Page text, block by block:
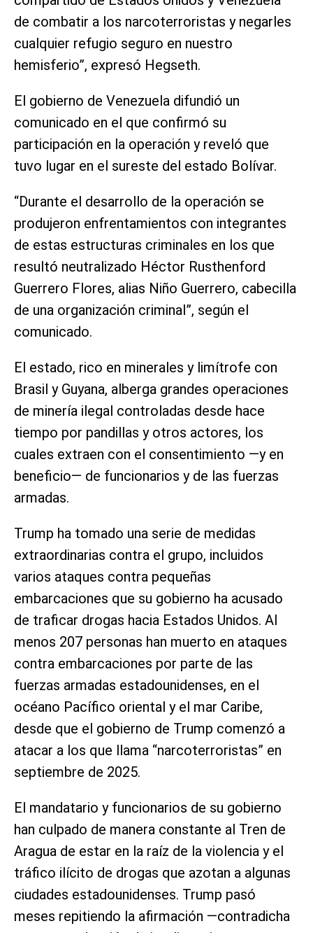
de combatir a los narcoterroristas y negarles
cualquier refugio seguro en nuestro
hemisferio”, expresó Hegseth.
El gobierno de Venezuela difundió un
comunicado en el que confirmó su
participación en la operación y reveló que
tuvo lugar en el sureste del estado Bolívar.
“Durante el desarrollo de la operación se
produjeron enfrentamientos con integrantes
de estas estructuras criminales en los que
resultó neutralizado Héctor Rusthenford
Guerrero Flores, alias Niño Guerrero, cabecilla
de una organización criminal”, según el
comunicado.
El estado, rico en minerales y limítrofe con
Brasil y Guyana, alberga grandes operaciones
de minería ilegal controladas desde hace
tiempo por pandillas y otros actores, los
cuales extraen con el consentimiento —y en
beneficio— de funcionarios y de las fuerzas
armadas.
Trump ha tomado una serie de medidas
extraordinarias contra el grupo, incluidos
varios ataques contra pequeñas
embarcaciones que su gobierno ha acusado
de traficar drogas hacia Estados Unidos. Al
menos 207 personas han muerto en ataques
contra embarcaciones por parte de las
fuerzas armadas estadounidenses, en el
océano Pacífico oriental y el mar Caribe,
desde que el gobierno de Trump comenzó a
atacar a los que llama “narcoterroristas” en
septiembre de 2025.
El mandatario y funcionarios de su gobierno
han culpado de manera constante al Tren de
Aragua de estar en la raíz de la violencia y el
tráfico ilícito de drogas que azotan a algunas
ciudades estadounidenses. Trump pasó
meses repitiendo la afirmación —contradicha